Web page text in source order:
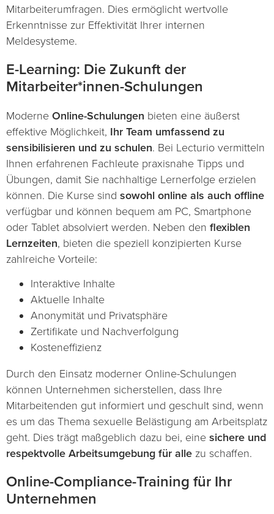
Mitarbeiterumfragen. Dies ermöglicht wertvolle
Erkenntnisse zur Effektivität Ihrer internen
Meldesysteme.
E-Learning: Die Zukunft der
Mitarbeiter*innen-Schulungen
Moderne Online-Schulungen bieten eine äußerst
effektive Möglichkeit, Ihr Team umfassend zu
sensibilisieren und zu schulen. Bei Lecturio vermitteln
Ihnen erfahrenen Fachleute praxisnahe Tipps und
Übungen, damit Sie nachhaltige Lernerfolge erzielen
können. Die Kurse sind sowohl online als auch offline
verfügbar und können bequem am PC, Smartphone
oder Tablet absolviert werden. Neben den flexiblen
Lernzeiten, bieten die speziell konzipierten Kurse
zahlreiche Vorteile:
Interaktive Inhalte
Aktuelle Inhalte
Anonymität und Privatsphäre
Zertifikate und Nachverfolgung
Kosteneffizienz
Durch den Einsatz moderner Online-Schulungen
können Unternehmen sicherstellen, dass Ihre
Mitarbeitenden gut informiert und geschult sind, wenn
es um das Thema sexuelle Belästigung am Arbeitsplatz
geht. Dies trägt maßgeblich dazu bei, eine sichere und
respektvolle Arbeitsumgebung für alle zu schaffen.
Online-Compliance-Training für Ihr
Unternehmen